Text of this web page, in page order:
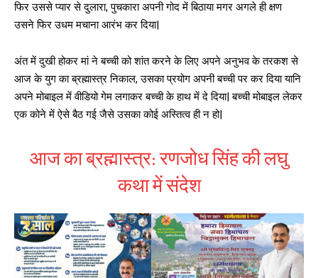
फिर उससे प्यार से दुलारा, पुचकारा अपनी गोद में बिठाया मगर अगले ही क्षण
उसने फिर उधम मचाना आरंभ कर दिया|
अंत में दुखी होकर मां ने बच्ची को शांत करने के लिए अपने अनुभव के तरकश से
आज के युग का ब्रह्मास्त्र निकाल, उसका प्रयोग अपनी बच्ची पर कर दिया यानि
अपने मोबाइल में वीडियो गेम लगाकर बच्ची के हाथ में दे दिया| बच्ची मोबाइल लेकर
एक कोने में ऐसे बैठ गई जैसे उसका कोई अस्तित्व ही न हो|
आज का ब्रह्मास्त्र: रणजोध सिंह की लघु
कथा में संदेश